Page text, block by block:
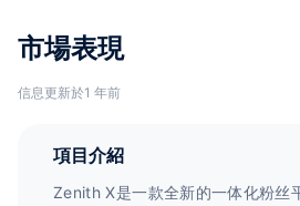
市場表現
信息更新於1 年前
項目介紹
Zenith X是一款全新的一体化粉丝